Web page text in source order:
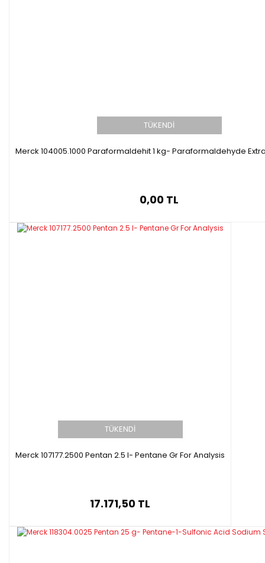
TÜKENDİ
Merck 104005.1000 Paraformaldehit 1 kg- Paraformaldehyde
0,00 TL
TÜKENDİ
Merck 107177.2500 Pentan 2.5 l- Pentane Gr For Analysis
17.171,50 TL